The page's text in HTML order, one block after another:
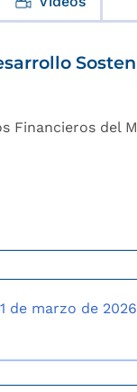
Financieros del
de marzo de 2026